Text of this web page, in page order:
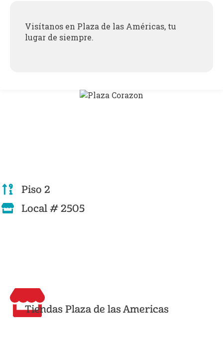
Visítanos en Plaza de las Américas, tu
lugar de siempre.
Piso 2
Local # 2505
Tiendas Plaza de las Americas